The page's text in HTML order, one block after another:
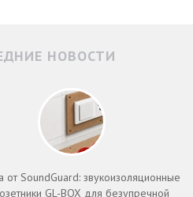
НОВОСТИ
от SoundGuard: звукоизоляционные
GL-BOX для безупречной